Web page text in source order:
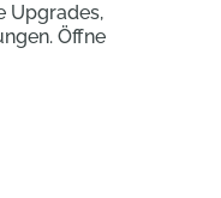
Upgrades,
Öffne